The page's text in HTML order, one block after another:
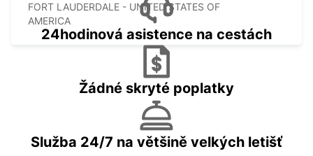
FORT LAUDERDALE - UNITED STATES OF
AMERICA
24hodinová asistence na cestách
Žádné skryté poplatky
Služba 24/7 na většině velkých letišť